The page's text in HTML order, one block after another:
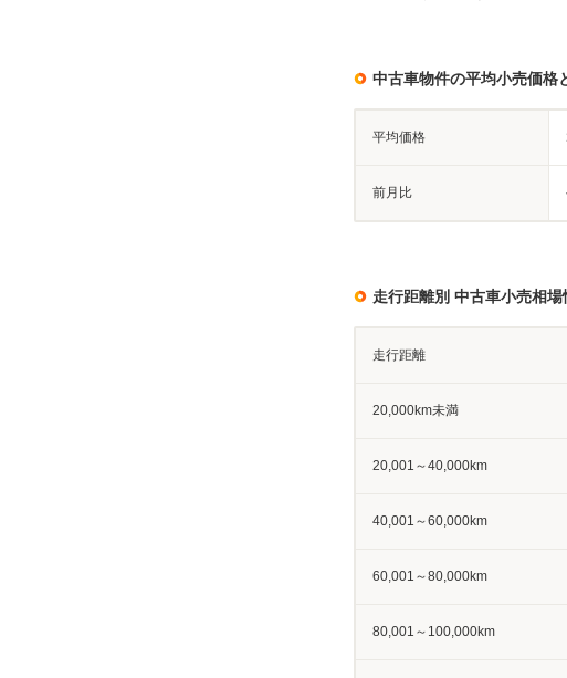
中古車物件の平均小売価格
平均価格
前月比
走行距離別 中古車小売相場
走行距離
20,000km未満
20,001～40,000km
40,001～60,000km
60,001～80,000km
80,001～100,000km